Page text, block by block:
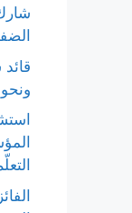
ونحو 5 آلاف ما زالوا داخل الجيب